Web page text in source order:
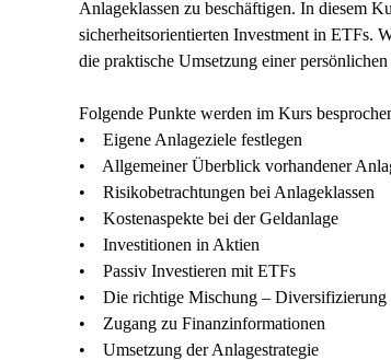
Anlageklassen zu beschäftigen. In diesem
sicherheitsorientierten Investment in ETFs.
die praktische Umsetzung einer
Folgende Punkte werden im Kurs
• Eigene Anlageziele festlegen
• Allgemeiner Überblick vorhandener
• Risikobetrachtungen bei Anlageklassen
• Kostenaspekte bei der Geldanlage
• Investitionen in Aktien
• Passiv Investieren mit ETFs
• Die richtige Mischung – Diversifizierung
• Zugang zu Finanzinformationen
• Umsetzung der Anlagestrategie